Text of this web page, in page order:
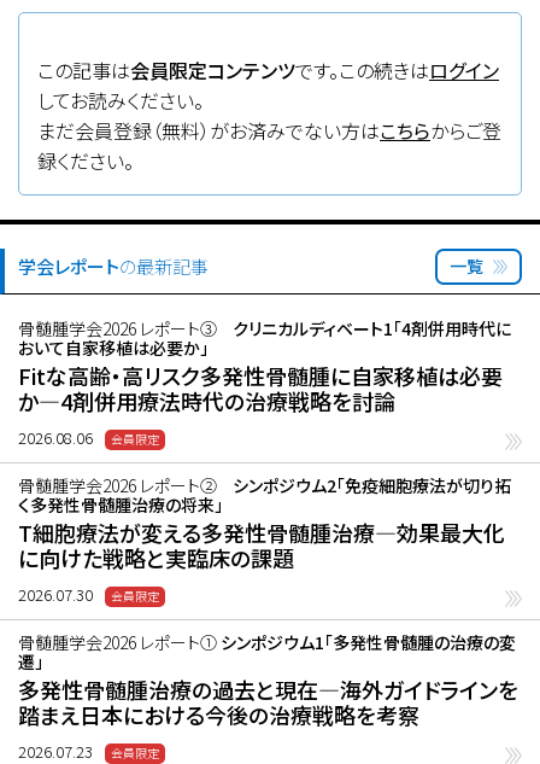
この記事は会員限定コンテンツです。この続きはログイン
してお読みください。
まだ会員登録（無料）がお済みでない方はこちらからご登
録ください。
学会レポートの最新記事 一覧
骨髄腫学会2026 レポート③
クリニカルディベート1「4剤併用時代に
おいて自家移植は必要か」
Fitな高齢・高リスク多発性骨髄腫に自家移植は必要
か―4剤併用療法時代の治療戦略を討論
2026.08.06
骨髄腫学会2026 レポート②
シンポジウム2「免疫細胞療法が切り拓
く多発性骨髄腫治療の将来」
T細胞療法が変える多発性骨髄腫治療―効果最大化
に向けた戦略と実臨床の課題
2026.07.30
骨髄腫学会2026 レポート① シンポジウム1「多発性骨髄腫の治療の変
遷」
多発性骨髄腫治療の過去と現在―海外ガイドラインを
踏まえ日本における今後の治療戦略を考察
2026.07.23